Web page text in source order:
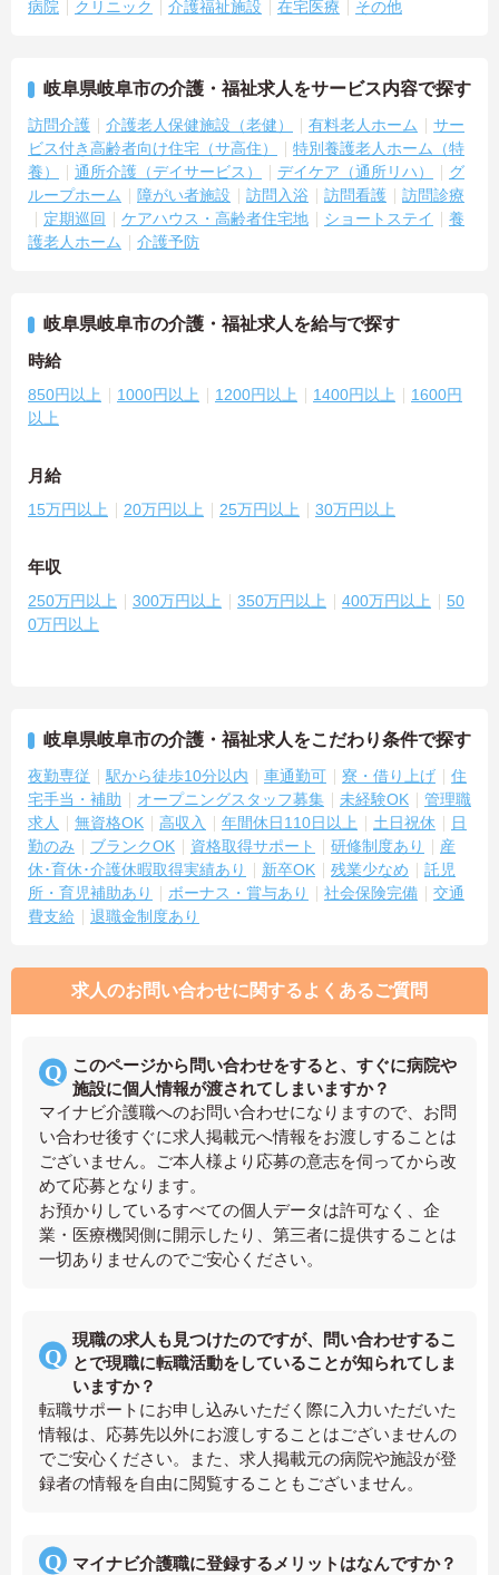
病院 クリニック 介護福祉施設 在宅医療 その他
岐阜県岐阜市の介護・福祉求人をサービス内容で探す
訪問介護 介護老人保健施設（老健） 有料老人ホーム
サー
ビス付き高齢者向け住宅（サ高住）
特別養護老人ホーム（特
養）
通所介護（デイサービス） デイケア（通所リハ）
グ
ループホーム
障がい者施設 訪問入浴 訪問看護
訪問診療
定期巡回
ケアハウス・高齢者住宅地 ショートステイ
養
護老人ホーム
介護予防
岐阜県岐阜市の介護・福祉求人を給与で探す
時給
850円以上 1000円以上 1200円以上 1400円以上
1600円
以上
月給
15万円以上 20万円以上 25万円以上 30万円以上
年収
250万円以上 300万円以上 350万円以上 400万円以上
50
0万円以上
岐阜県岐阜市の介護・福祉求人をこだわり条件で探す
夜勤専従 駅から徒歩10分以内 車通勤可 寮・借り上げ
住
宅手当・補助
オープニングスタッフ募集 未経験OK
管理職
求人
無資格OK 高収入 年間休日110日以上 土日祝休
日
勤のみ
ブランクOK 資格取得サポート 研修制度あり
産
休･育休･介護休暇取得実績あり
新卒OK 残業少なめ
託児
所・育児補助あり
ボーナス・賞与あり 社会保険完備
交通
費支給
退職金制度あり
求人のお問い合わせに関するよくあるご質問
このページから問い合わせをすると、すぐに病院や
施設に個人情報が渡されてしまいますか？
マイナビ介護職へのお問い合わせになりますので、お問
い合わせ後すぐに求人掲載元へ情報をお渡しすることは
ございません。ご本人様より応募の意志を伺ってから改
めて応募となります。
お預かりしているすべての個人データは許可なく、企
業・医療機関側に開示したり、第三者に提供することは
一切ありませんのでご安心ください。
現職の求人も見つけたのですが、問い合わせするこ
とで現職に転職活動をしていることが知られてしま
いますか？
転職サポートにお申し込みいただく際に入力いただいた
情報は、応募先以外にお渡しすることはございませんの
でご安心ください。また、求人掲載元の病院や施設が登
録者の情報を自由に閲覧することもございません。
マイナビ介護職に登録するメリットはなんですか？